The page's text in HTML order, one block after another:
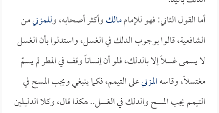
أما القول الثاني: فهو للإماممالكوأكثر أصحابه، وللمزنيمن
الشافعية، قالوا بوجوب الدلك في الغسل، واستدلوا بأن الغسل
لا يسمى غسلاً إلا بالدلك، فلو أن إنساناً وقف في المطر لم يسمّ
مغتسلاً، وقاسهالمزنيعلى التيمم، فكما ينبغي ويجب المسح في
التيمم يجب المسح والدلك في الغسل.. هكذا قال، وكلا الدليلين